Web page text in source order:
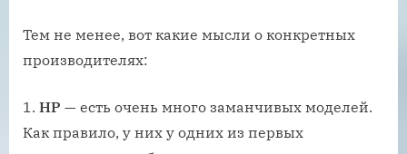
Тем не менее, вот какие мысли о конкретных
производителях:
HP — есть очень много заманчивых моделей.
Как правило, у них у одних из первых